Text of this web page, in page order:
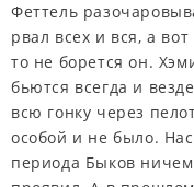
Феттель
рвал всех и вся, а
то не борется он.
бьются всегда и
всю гонку через
особой и не было.
периода Быков